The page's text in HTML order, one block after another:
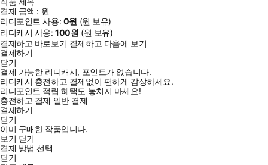
결제 금액 : 원
리디포인트 사용: 0원 (원 보유)
리디캐시 사용:100원 (원 보유)
결제하고 바로보기 결제하고 다음에 보기
결제하기
닫기
결제 가능한 리디캐시, 포인트가 없습니다.
리디캐시 충전하고 결제없이 편하게 감상하세요.
리디포인트 적립 혜택도 놓치지 마세요!
충전하고 결제 일반 결제
결제하기
닫기
이미 구매한 작품입니다.
보기 닫기
결제 방법 선택
닫기